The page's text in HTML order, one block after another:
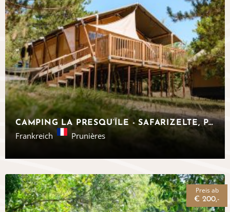
CAMPING LA PRESQU’ÎLE - SAFARIZELTE, PROVENCE-ALPES-CÔTE D’AZUR
Frankreich Prunières
Preis ab
€ 200,-